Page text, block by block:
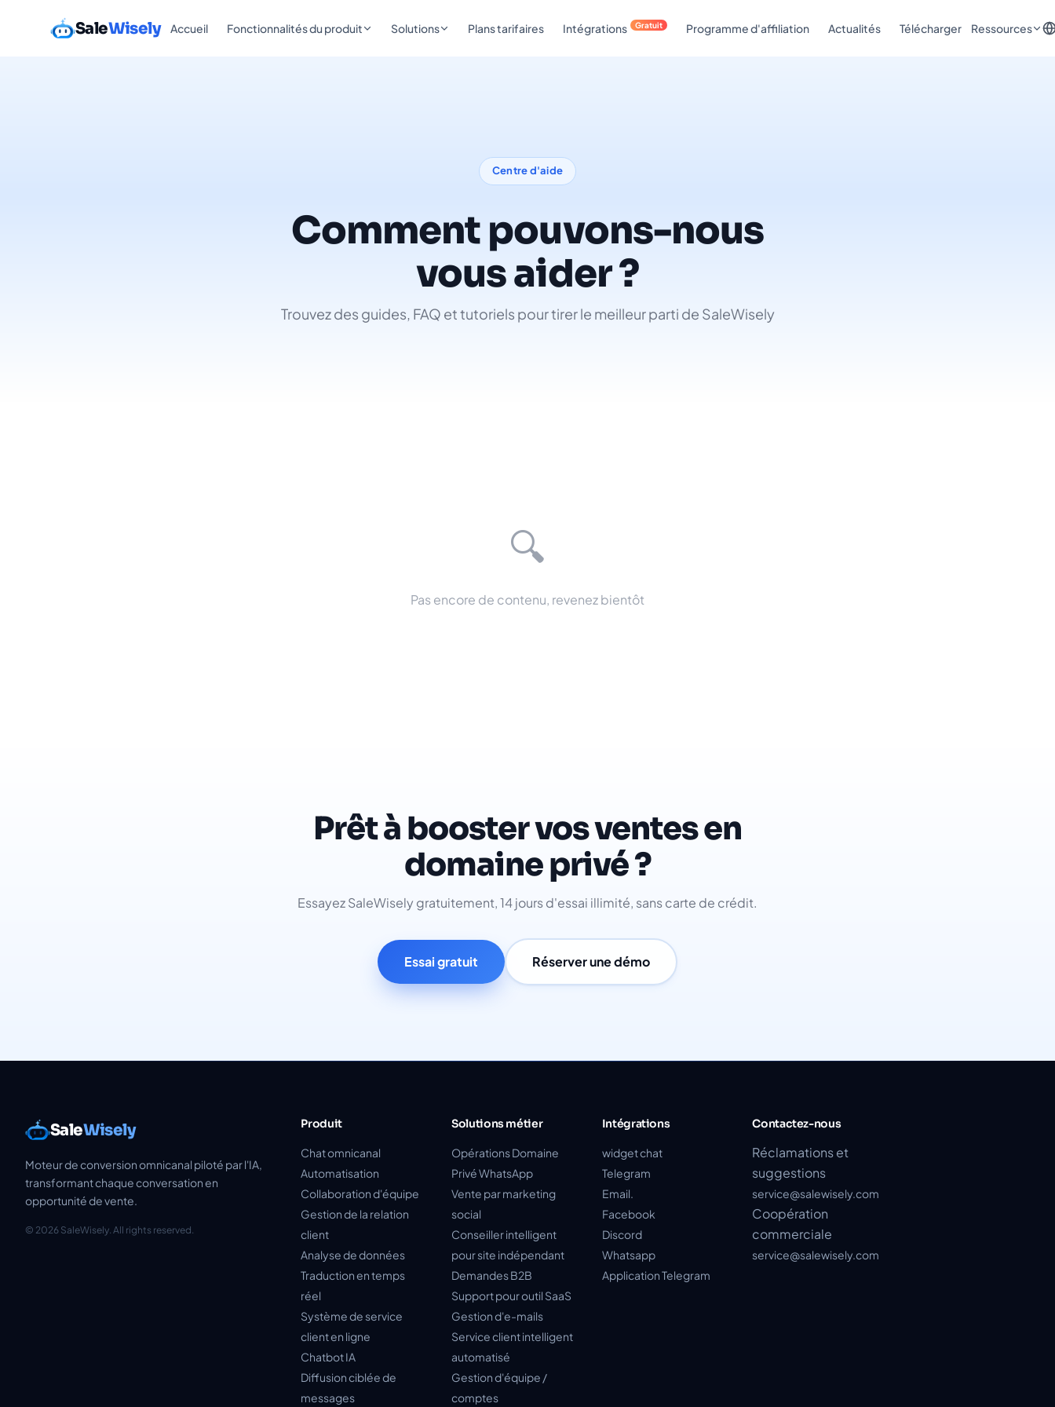
SaleWisely Accueil Fonctionnalités du produit Solutions Plans tarifaires Intégrations Gratuit Programme d'affiliation Actualités Télécharger Ressources
Centre d'aide
Comment pouvons-nous
vous aider ?
Trouvez des guides, FAQ et tutoriels pour tirer le meilleur parti de SaleWisely
🔍
Pas encore de contenu, revenez bientôt
Prêt à booster vos ventes en
domaine privé ?
Essayez SaleWisely gratuitement, 14 jours d'essai illimité, sans carte de crédit.
Essai gratuit Réserver une démo
SaleWisely
Moteur de conversion omnicanal piloté par l'IA,
transformant chaque conversation en
opportunité de vente.
© 2026 SaleWisely. All rights reserved.
Produit
Chat omnicanal
Automatisation
Collaboration d'équipe
Gestion de la relation
client
Analyse de données
Traduction en temps
réel
Système de service
client en ligne
Chatbot IA
Diffusion ciblée de
messages
Solutions métier
Opérations Domaine
Privé WhatsApp
Vente par marketing
social
Conseiller intelligent
pour site indépendant
Demandes B2B
Support pour outil SaaS
Gestion d'e-mails
Service client intelligent
automatisé
Gestion d'équipe /
comptes
Intégrations
widget chat
Telegram
Email.
Facebook
Discord
Whatsapp
Application Telegram
Contactez-nous
Réclamations et
suggestions
service@salewisely.com
Coopération
commerciale
service@salewisely.com